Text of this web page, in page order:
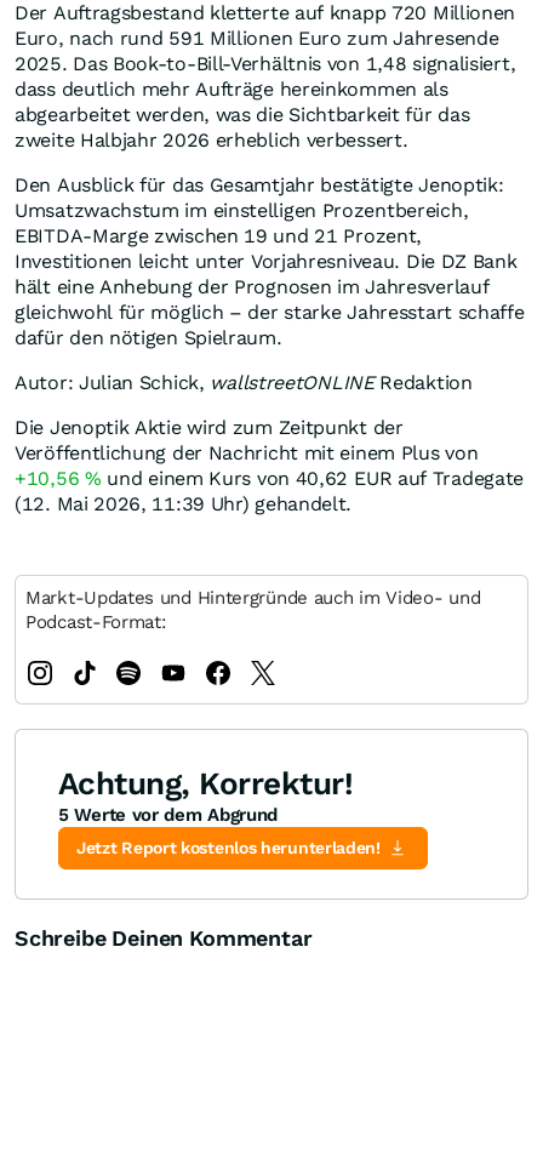
Der Auftragsbestand kletterte auf knapp 720 Millionen
Euro, nach rund 591 Millionen Euro zum Jahresende
2025. Das Book-to-Bill-Verhältnis von 1,48 signalisiert,
dass deutlich mehr Aufträge hereinkommen als
abgearbeitet werden, was die Sichtbarkeit für das
zweite Halbjahr 2026 erheblich verbessert.
Den Ausblick für das Gesamtjahr bestätigte Jenoptik:
Umsatzwachstum im einstelligen Prozentbereich,
EBITDA-Marge zwischen 19 und 21 Prozent,
Investitionen leicht unter Vorjahresniveau. Die DZ Bank
hält eine Anhebung der Prognosen im Jahresverlauf
gleichwohl für möglich – der starke Jahresstart schaffe
dafür den nötigen Spielraum.
Autor: Julian Schick, wallstreetONLINERedaktion
Die Jenoptik Aktie wird zum Zeitpunkt der
Veröffentlichung der Nachricht mit einem Plus von
+10,56 % und einem Kurs von 40,62 EUR auf Tradegate
(12. Mai 2026, 11:39 Uhr) gehandelt.
Markt-Updates und Hintergründe auch im Video- und
Podcast-Format:
Achtung, Korrektur!
5 Werte vor dem Abgrund
Jetzt Report kostenlos herunterladen!
Schreibe Deinen Kommentar